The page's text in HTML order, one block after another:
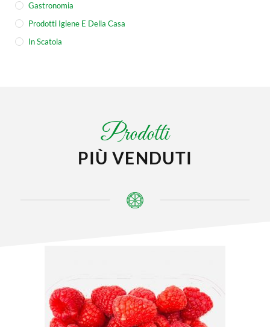
Gastronomia
Prodotti Igiene E Della Casa
In Scatola
Prodotti
PIÙ VENDUTI